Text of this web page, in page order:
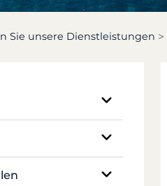
Sie unsere Dienstleistungen